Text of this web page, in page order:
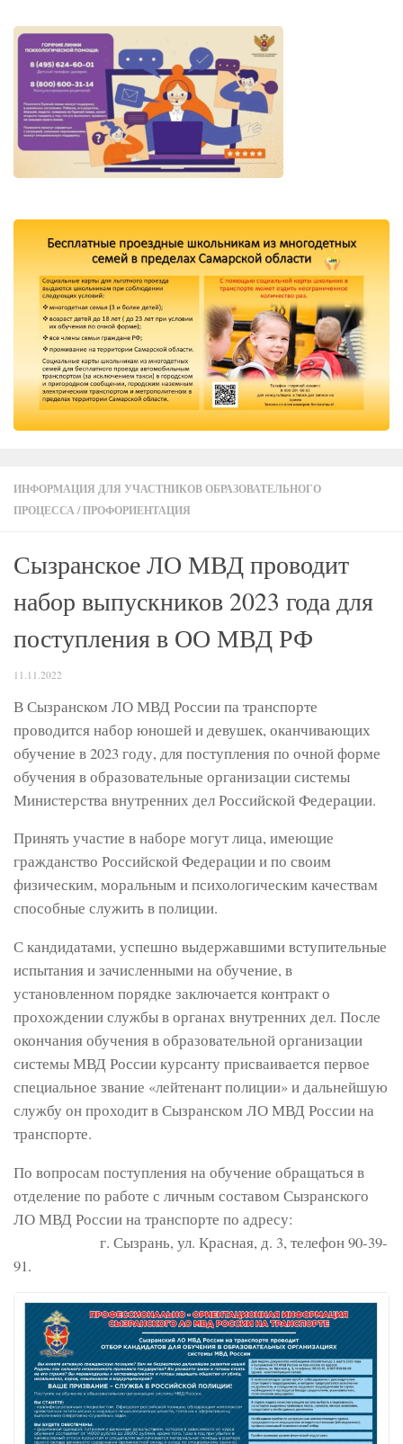
ИНФОРМАЦИЯ ДЛЯ УЧАСТНИКОВ ОБРАЗОВАТЕЛЬНОГО
ПРОЦЕССА/ПРОФОРИЕНТАЦИЯ
Сызранское ЛО МВД проводит
набор выпускников 2023 года для
поступления в ОО МВД РФ
11.11.2022
В Сызранском ЛО МВД России па транспорте
проводится набор юношей и девушек, оканчивающих
обучение в 2023 году, для поступления по очной форме
обучения в образовательные организации системы
Министерства внутренних дел Российской Федерации.
Принять участие в наборе могут лица, имеющие
гражданство Российской Федерации и по своим
физическим, моральным и психологическим качествам
способные служить в полиции.
С кандидатами, успешно выдержавшими вступительные
испытания и зачисленными на обучение, в
установленном порядке заключается контракт о
прохождении службы в органах внутренних дел. После
окончания обучения в образовательной организации
системы МВД России курсанту присваивается первое
специальное звание «лейтенант полиции» и дальнейшую
службу он проходит в Сызранском ЛО МВД России на
транспорте.
По вопросам поступления на обучение обращаться в
отделение по работе с личным составом Сызранского
ЛО МВД России на транспорте по адресу:
г. Сызрань, ул. Красная, д. 3, телефон 90-39-
91.